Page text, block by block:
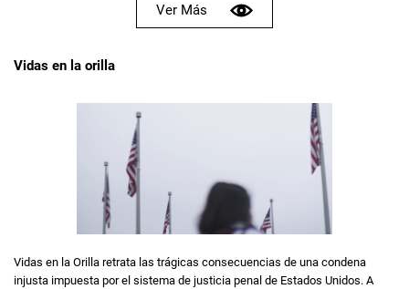
Ver Más
Vidas en la orilla
Vidas en la Orilla retrata las trágicas consecuencias de una condena
injusta impuesta por el sistema de justicia penal de Estados Unidos. A